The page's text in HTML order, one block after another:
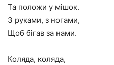
Та положи у мішок.
З руками, з ногами,
Щоб бігав за нами.
Коляда, коляда,